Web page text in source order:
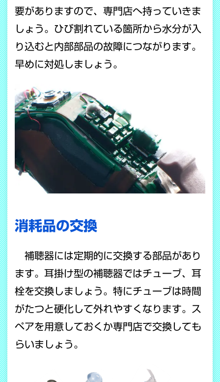
要がありますので、専門店へ持っていきま
しょう。ひび割れている箇所から水分が入
り込むと内部部品の故障につながります。
早めに対処しましょう。
消耗品の交換
補聴器には定期的に交換する部品があり
ます。耳掛け型の補聴器ではチューブ、耳
栓を交換しましょう。特にチューブは時間
がたつと硬化して外れやすくなります。ス
ペアを用意しておくか専門店で交換しても
らいましょう。